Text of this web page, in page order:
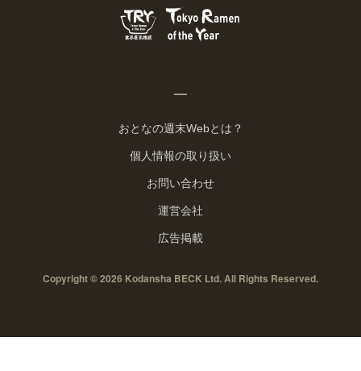
おとなの週末Webとは？
個人情報の取り扱い
お問い合わせ
運営会社
広告掲載
Copyright © 2026 Kodansha BECK Ltd. All Rights Reserved.